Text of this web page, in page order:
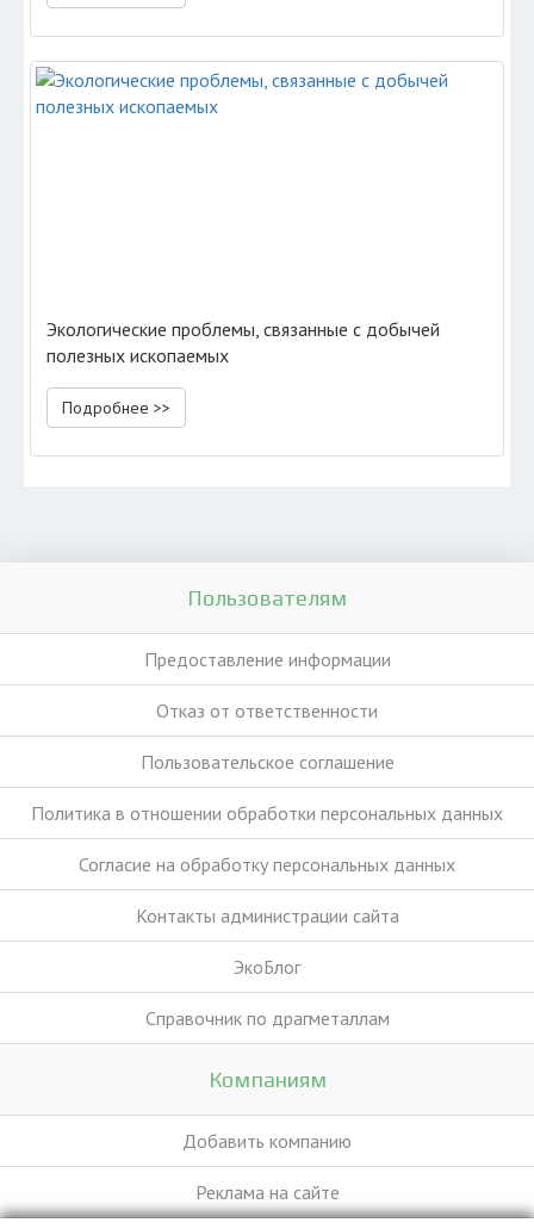
Экологические проблемы, связанные с добычей
полезных ископаемых
Подробнее >>
Пользователям
Предоставление информации
Отказ от ответственности
Пользовательское соглашение
Политика в отношении обработки персональных данных
Согласие на обработку персональных данных
Контакты администрации сайта
ЭкоБлог
Справочник по драгметаллам
Компаниям
Добавить компанию
Реклама на сайте